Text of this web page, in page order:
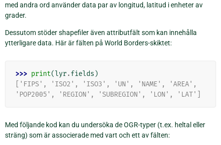
med andra ord använder data par av longitud, latitud i enheter av
grader.
Dessutom stöder shapefiler även attributfält som kan innehålla
ytterligare data. Här är fälten på World Borders-skiktet:
>>> print(lyr.fields )
['FIPS', 'ISO2', 'ISO3', 'UN', 'NAME', 'AREA',
'POP2005', 'REGION', 'SUBREGION', 'LON', 'LAT']
Med följande kod kan du undersöka de OGR-typer (t.ex. heltal eller
sträng) som är associerade med vart och ett av fälten: